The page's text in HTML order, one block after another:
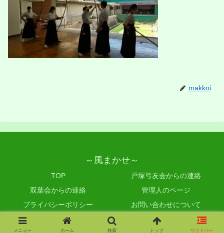
makkoi
～風まかせ～
TOP
戸塚弓友会からの連絡
双葉会からの連絡
管理人のページ
プライバシーポリシー
お問い合わせについて
Copyright © 2019-2026 ～風まかせ～ All Rights Reserved.
メニュー ホーム 検索 トップ サイドバー